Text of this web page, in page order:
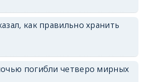
erid: 2SDnjdPjgYS
как правильно хранить
погибли четверо мирных